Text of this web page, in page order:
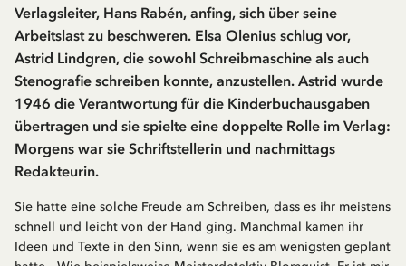
Verlagsleiter, Hans Rabén, anfing, sich über seine
Arbeitslast zu beschweren. Elsa Olenius schlug vor,
Astrid Lindgren, die sowohl Schreibmaschine als auch
Stenografie schreiben konnte, anzustellen. Astrid wurde
1946 die Verantwortung für die Kinderbuchausgaben
übertragen und sie spielte eine doppelte Rolle im Verlag:
Morgens war sie Schriftstellerin und nachmittags
Redakteurin.
Sie hatte eine solche Freude am Schreiben, dass es ihr meistens
schnell und leicht von der Hand ging. Manchmal kamen ihr
Ideen und Texte in den Sinn, wenn sie es am wenigsten geplant